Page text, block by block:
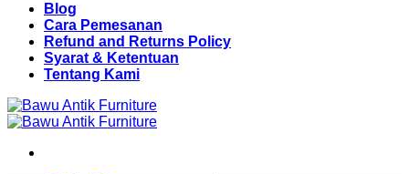
Blog
Cara Pemesanan
Refund and Returns Policy
Syarat & Ketentuan
Tentang Kami